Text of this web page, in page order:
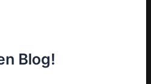
Blog!